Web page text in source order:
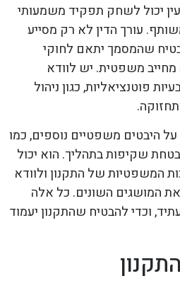
יכול לשחק תפקיד משמעותי
עורך הדין לא רק מסייע
שהמסמך יתאם לחוקי
מחייב משפטית. יש לוודא
פוטנציאליות, כגון ניהול
על היבטים משפטיים נוספים, כמו
שקיפות בתהליך. הוא יכול
המשפטיות של התקנון ולוודא
המושגים השונים. כל אלה
וכדי להבטיח שהתקנון יעמוד